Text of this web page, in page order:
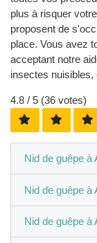
plus à risquer
proposent de
place. Vous avez
acceptant notre
insectes
4.8 / 5 (36 votes)
Nid de guêpe à
Nid de guêpe à
Nid de guêpe à